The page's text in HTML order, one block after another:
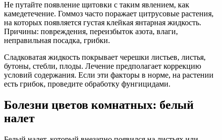
Не путайте появление щитовки с таким явлением, как
камедетечение. Гоммоз часто поражает цитрусовые растения,
на которых появляется густая клейкая янтарная жидкость.
Причины: повреждения, переизбыток азота, влаги,
неправильная посадка, грибки.
Сладковатая жидкость покрывает черешки листьев, листья,
бутоны, стебли, плоды. Лечение предполагает коррекцию
условий содержания. Если эти факторы в норме, на растении
есть грибок, проведите обработку фунгицидами.
Болезни цветов комнатных: белый
налет